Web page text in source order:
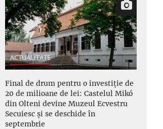
ACTUALITATE
Final de drum pentru o investiție de
20 de milioane de lei: Castelul Mikó
din Olteni devine Muzeul Ecvestru
Secuiesc și se deschide în
septembrie